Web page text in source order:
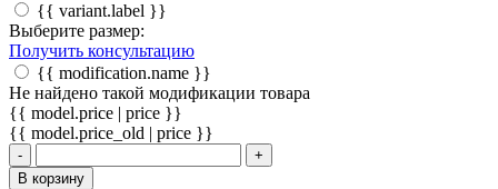
{{ variant.label }}
Выберите размер:
Получить консультацию
{{ modification.name }}
Не найдено такой модификации товара
{{ model.price | price }}
{{ model.price_old | price }}
-
+
В корзину